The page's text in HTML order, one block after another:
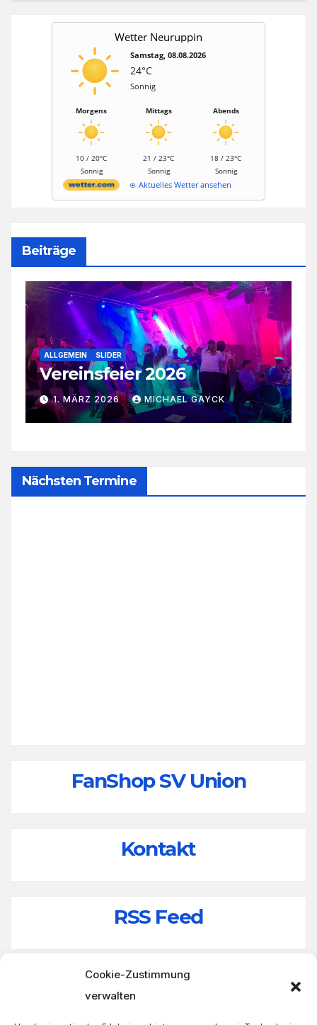
Cookie-Zustimmung
verwalten
Wetter Neuruppin
Samstag, 08.08.2026
24°C
Sonnig
Morgens
10 / 20°C
Sonnig
Mittags
21 / 23°C
Sonnig
Abends
18 / 23°C
Sonnig
Aktuelles Wetter ansehen
Beiträge
ALLGEMEIN SLIDER
Vereinsfeier 2026
1. MÄRZ 2026 MICHAEL GAYCK
Nächsten Termine
FanShop SV Union
Kontakt
RSS Feed